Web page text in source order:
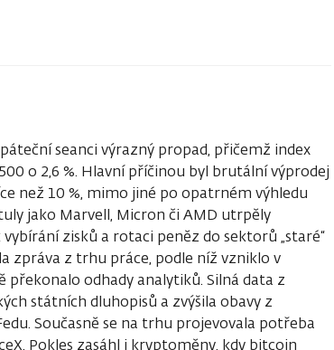
seanci výrazný propad, přičemž index
o 2,6 %. Hlavní příčinou byl brutální výprodej
než 10 %, mimo jiné po opatrném výhledu
jako Marvell, Micron či AMD utrpěly
zisků a rotaci peněz do sektorů „staré“
zpráva z trhu práce, podle níž vzniklo v
odhady analytiků. Silná data z
státních dluhopisů a zvýšila obavy z
Současně se na trhu projevovala potřeba
Pokles zasáhl i kryptoměny, kdy bitcoin